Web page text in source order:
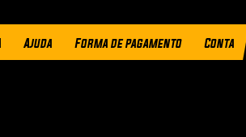
Ajuda Forma de pagamento Conta